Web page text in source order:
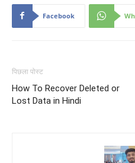
Facebook
पिछला पोस्ट
How To Recover Deleted or
Lost Data in Hindi